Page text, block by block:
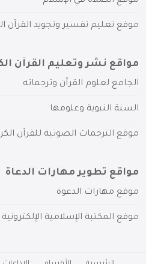
موقع تعليم تفسير وتجويد القرآن
مواقع نشر وتعليم القرآن
الجامع لعلوم القرآن وترجماته
السنة النبوية وعلومها
موقع الترجمات الصوتية للقرآن
مواقع تطوير مهارات الدعاة
موقع مهارات الدعوة
موقع المكتبة الإسلامية